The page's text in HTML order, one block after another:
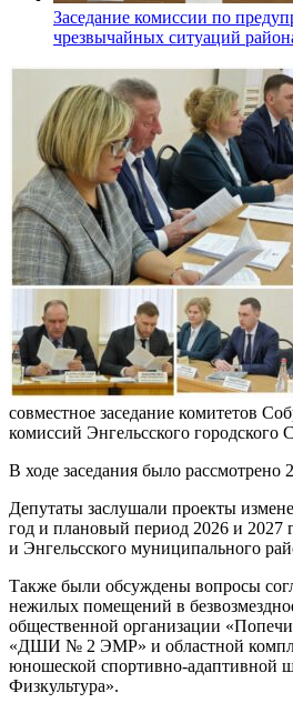
Заседание комиссии по
чрезвычайных ситуаций
совместное заседание комитетов
комиссий Энгельсского городского
В ходе заседания было рассмотрено
Депутаты заслушали проекты
год и плановый период 2026 и 2027
и Энгельсского муниципального
Также были обсуждены вопросы
нежилых помещений в
общественной организации
«ДШИ № 2 ЭМР» и областной
юношеской спортивно-адаптивной
Физкультура».